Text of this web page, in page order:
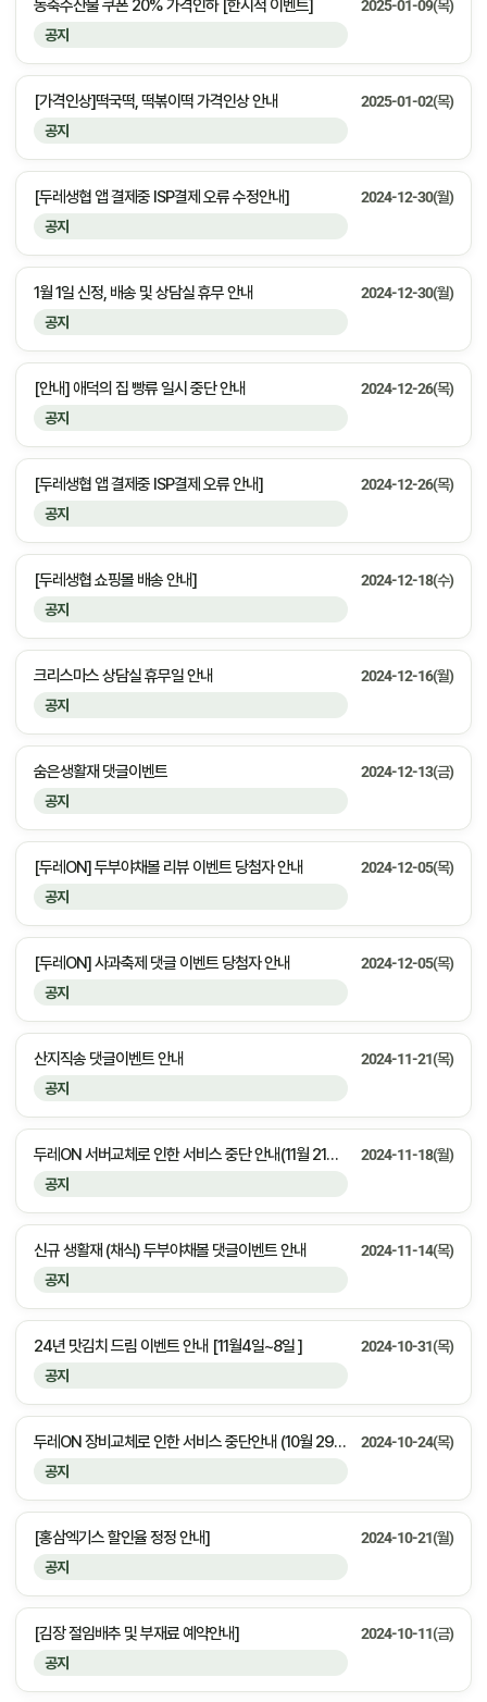
공지
농축수산물 쿠폰 20% 가격인하 [한시적 이벤트] 2025-01-09(목)
공지
[가격인상]떡국떡, 떡볶이떡 가격인상 안내 2025-01-02(목)
공지
[두레생협 앱 결제중 ISP결제 오류 수정안내] 2024-12-30(월)
공지
1월 1일 신정, 배송 및 상담실 휴무 안내 2024-12-30(월)
공지
[안내] 애덕의 집 빵류 일시 중단 안내 2024-12-26(목)
공지
[두레생협 앱 결제중 ISP결제 오류 안내] 2024-12-26(목)
공지
[두레생협 쇼핑몰 배송 안내] 2024-12-18(수)
공지
크리스마스 상담실 휴무일 안내 2024-12-16(월)
공지
숨은생활재 댓글이벤트 2024-12-13(금)
공지
[두레ON] 두부야채볼 리뷰 이벤트 당첨자 안내 2024-12-05(목)
공지
[두레ON] 사과축제 댓글 이벤트 당첨자 안내 2024-12-05(목)
공지
산지직송 댓글이벤트 안내 2024-11-21(목)
공지
두레ON 서버교체로 인한 서비스 중단 안내(11월 21일 오후 11시부터 22일 오전 3시까지) 2024-11-18(월)
공지
신규 생활재 (채식) 두부야채볼 댓글이벤트 안내 2024-11-14(목)
공지
24년 맛김치 드림 이벤트 안내 [11월4일~8일 ] 2024-10-31(목)
공지
두레ON 장비교체로 인한 서비스 중단안내 (10월 29일 화요일 오전 7시부터 8시까지) 2024-10-24(목)
공지
[홍삼엑기스 할인율 정정 안내] 2024-10-21(월)
공지
[김장 절임배추 및 부재료 예약안내] 2024-10-11(금)